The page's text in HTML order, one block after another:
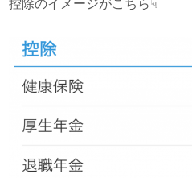
控除のイメージがこちら☟